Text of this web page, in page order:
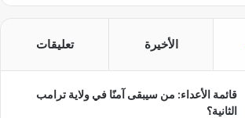
T
ا
الأخيرة تعليقات
قائمة الأعداء: من سيبقى آمنًا في ولاية ترامب
الثانية؟